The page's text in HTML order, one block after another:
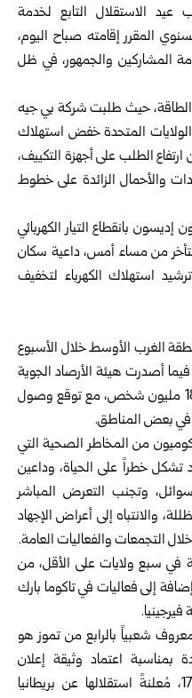
الاستقلال التابع لخدمة
المقرر إقامته صباح اليوم،
المشاركين والجمهور، في ظل
الطاقة، حيث طلبت شركة بي جيه
المتحدة خفض استهلاك
الطلب على أجهزة التكييف،
والأحمال الزائدة على خطوط
بانقطاع التيار الكهربائي
متأخر من مساء أمس، داعية سكان
استهلاك الكهرباء لتخفيف
الغرب الأوسط خلال الأسبوع
أصدرت هيئة الأرصاد الجوية
الوطنية تحذيرات شملت أكثر من 185 مليون شخص، مع توقع وصول
من المخاطر الصحية التي
تشكل خطراً على الحياة، وداعين
وتجنب التعرض المباشر
والانتباه إلى أعراض الإجهاد
التجمعات والفعاليات العامة.
في سبع ولايات على الأقل، من
إلى فعاليات في تاكوما بارك
فيرجينيا.
شعبياً بالرابع من تموز هو
بمناسبة اعتماد وثيقة إعلان
الاستقلال في 4 تموز من عام 1776، مُعلنةً استقلالها عن بريطانيا